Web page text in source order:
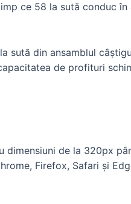
ce 58 la sută conduc în
sută din ansamblul
de profituri
de la 320px
Firefox, Safari și